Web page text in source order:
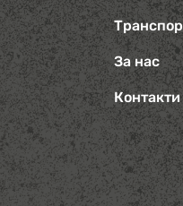
За нас
Контакти